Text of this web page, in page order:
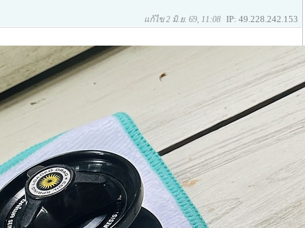
แก้ไข 2 มิ.ย. 69, 11:08 IP: 49.228.242.153